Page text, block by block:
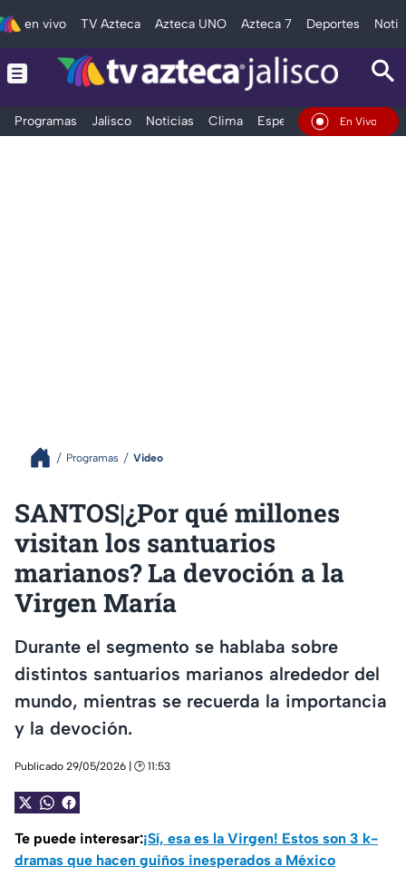
en vivo TV Azteca Azteca UNO Azteca 7 Deportes
Programas Jalisco Noticias Clima Espectáculos Deportes
En Vivo
Programas Video
SANTOS|¿Por qué millones
visitan los santuarios
marianos? La devoción a la
Virgen María
Durante el segmento se hablaba sobre
distintos santuarios marianos alrededor del
mundo, mientras se recuerda la importancia
y la devoción.
Publicado 29/05/2026 | 🕑 11:53
Te puede interesar:¡Sí, esa es la Virgen! Estos son 3 k-
dramas que hacen guiños inesperados a México